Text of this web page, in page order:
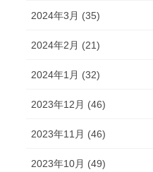
2024年3月 (35)
2024年2月 (21)
2024年1月 (32)
2023年12月 (46)
2023年11月 (46)
2023年10月 (49)